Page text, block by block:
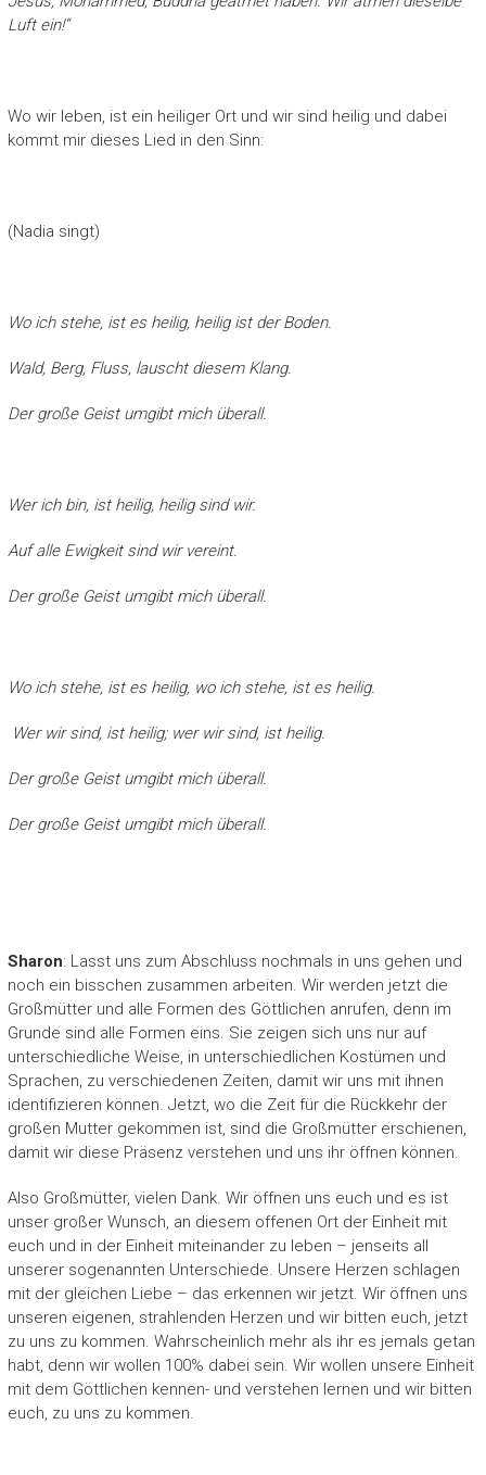
Luft ein!“
Wo wir leben, ist ein heiliger Ort und wir sind heilig und dabei
kommt mir dieses Lied in den Sinn:
(Nadia singt)
Wo ich stehe, ist es heilig, heilig ist der Boden.
Wald, Berg, Fluss, lauscht diesem Klang.
Der große Geist umgibt mich überall.
Wer ich bin, ist heilig, heilig sind wir.
Auf alle Ewigkeit sind wir vereint.
Der große Geist umgibt mich überall.
Wo ich stehe, ist es heilig, wo ich stehe, ist es heilig.
Wer wir sind, ist heilig; wer wir sind, ist heilig.
Der große Geist umgibt mich überall.
Der große Geist umgibt mich überall.
Sharon: Lasst uns zum Abschluss nochmals in uns gehen und
noch ein bisschen zusammen arbeiten. Wir werden jetzt die
Großmütter und alle Formen des Göttlichen anrufen, denn im
Grunde sind alle Formen eins. Sie zeigen sich uns nur auf
unterschiedliche Weise, in unterschiedlichen Kostümen und
Sprachen, zu verschiedenen Zeiten, damit wir uns mit ihnen
identifizieren können. Jetzt, wo die Zeit für die Rückkehr der
großen Mutter gekommen ist, sind die Großmütter erschienen,
damit wir diese Präsenz verstehen und uns ihr öffnen können.
Also Großmütter, vielen Dank. Wir öffnen uns euch und es ist
unser großer Wunsch, an diesem offenen Ort der Einheit mit
euch und in der Einheit miteinander zu leben – jenseits all
unserer sogenannten Unterschiede. Unsere Herzen schlagen
mit der gleichen Liebe – das erkennen wir jetzt. Wir öffnen uns
unseren eigenen, strahlenden Herzen und wir bitten euch, jetzt
zu uns zu kommen. Wahrscheinlich mehr als ihr es jemals getan
habt, denn wir wollen 100% dabei sein. Wir wollen unsere Einheit
mit dem Göttlichen kennen- und verstehen lernen und wir bitten
euch, zu uns zu kommen.